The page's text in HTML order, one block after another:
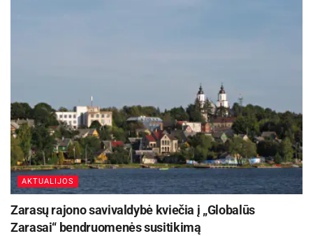
AKTUALIJOS
Zarasų rajono savivaldybė kviečia į „Globalūs
Zarasai“ bendruomenės susitikimą